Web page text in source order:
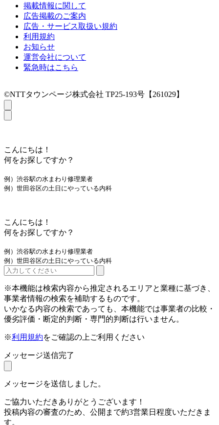
掲載情報に関して
広告掲載のご案内
広告・サービス取扱い規約
利用規約
お知らせ
運営会社について
緊急時はこちら
©NTTタウンページ株式会社 TP25-193号【261029】
こんにちは！
何をお探しですか？
例）渋谷駅の水まわり修理業者
例）世田谷区の土日にやっている内科
こんにちは！
何をお探しですか？
例）渋谷駅の水まわり修理業者
例）世田谷区の土日にやっている内科
※本機能は検索内容から推定されるエリアと業種に基づき、
事業者情報の検索を補助するものです。
いかなる内容の検索であっても、本機能では事業者の比較・
優劣評価・断定的判断・専門的判断は行いません。
※利用規約をご確認の上ご利用ください
メッセージ送信完了
メッセージを送信しました。
ご協力いただきありがとうございます！
投稿内容の審査のため、公開まで約3営業日程度いただきま
す。